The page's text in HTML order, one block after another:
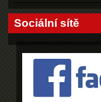
Sociální sítě